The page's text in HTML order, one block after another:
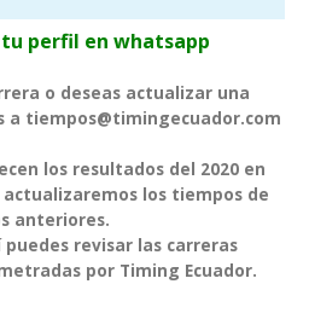
perfil en whatsapp
o deseas actualizar una
a tiempos@timingecuador.com
los resultados del 2020 en
los tiempos de
anteriores.
puedes revisar las carreras
por Timing Ecuador.